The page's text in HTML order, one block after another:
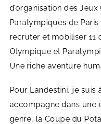
d’organisation des
Paralympiques de
recruter et mobiliser 11
Olympique et
Une riche aventure
Pour Landestini, je
accompagne dans une
genre, la Coupe du